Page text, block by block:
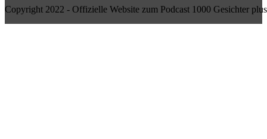
Copyright 2022 - Offizielle Website zum Podcast 1000 Gesichter